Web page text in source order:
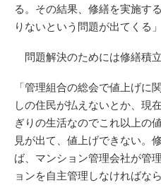
る。その結果、修繕を実施す
りないという問題が出てくる」
問題解決のためには修繕積
「管理組合の総会で値上げに
しの住民が払えないとか、現
ぎりの生活なのでこれ以上の
見が出て、値上げできない。
ば、マンション管理会社が管
ョンを自主管理しなければな